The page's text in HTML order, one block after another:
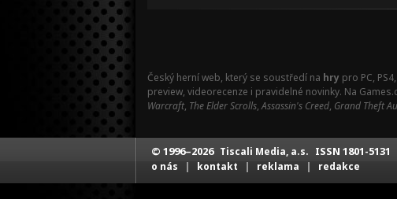
Český herní web, který se soustředí na hry pro PC,
preview, videorecenze i pravidelné novinky. Na
Warcraft, The Elder Scrolls,Assassin's Creed, Grand Theft
© 1996–2026 Tiscali Media, a.s. ISSN 1801-5131
o nás | kontakt | reklama | redakce